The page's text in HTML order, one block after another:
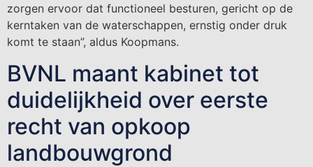
zorgen ervoor dat functioneel besturen, gericht op de
kerntaken van de waterschappen, ernstig onder druk
komt te staan”, aldus Koopmans.
BVNL maant kabinet tot
duidelijkheid over eerste
recht van opkoop
landbouwgrond